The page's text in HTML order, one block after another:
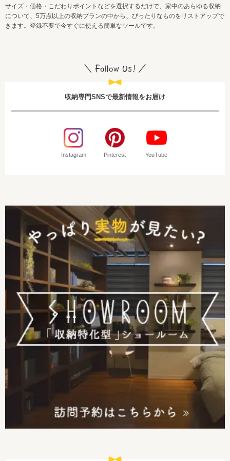
サイズ・価格・こだわりポイントなどを選択するだけで、家中のあらゆる収納
について、5万点以上の収納プランの中から、ぴったりなものをリストアップで
きます。登録不要で今すぐに使える簡単なツールです。
収納専門SNSで最新情報をお届け
Instagram Pinterest YouTube